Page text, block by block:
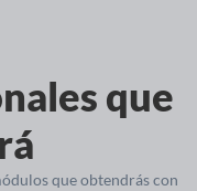
que
que obtendrás con